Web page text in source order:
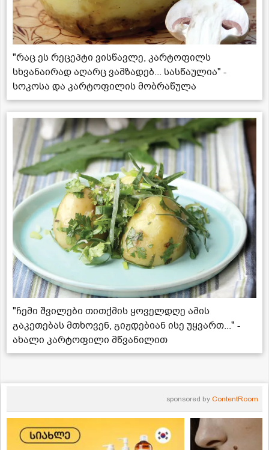
"რაც ეს რეცეპტი ვისწავლე, კარტოფილს
სხვანაირად აღარც ვამზადებ... სასწაულია" -
სოკოსა და კარტოფილის მობრაწულა
"ჩემი შვილები თითქმის ყოველდღე ამის
გაკეთებას მთხოვენ, გიჟდებიან ისე უყვართ..." -
ახალი კარტოფილი მწვანილით
sponsored by ContentRoom